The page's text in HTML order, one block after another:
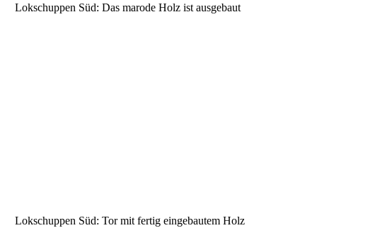
Lokschuppen Süd: Das marode Holz ist ausgebaut
Lokschuppen Süd: Tor mit fertig eingebautem Holz